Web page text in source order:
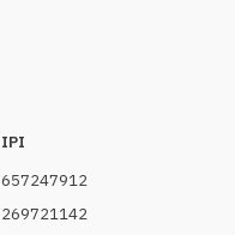
IPI
657247912
269721142